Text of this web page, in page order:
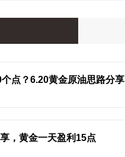
点？6.20黄金原油思路分享
，黄金一天盈利15点